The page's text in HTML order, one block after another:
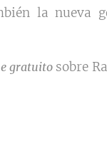
la nueva
gratuito sobre